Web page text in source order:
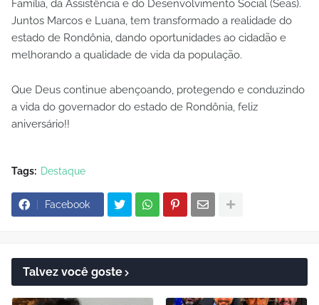
Família, da Assistência e do Desenvolvimento Social (Seas).
Juntos Marcos e Luana, tem transformado a realidade do
estado de Rondônia, dando oportunidades ao cidadão e
melhorando a qualidade de vida da população.
Que Deus continue abençoando, protegendo e conduzindo
a vida do governador do estado de Rondônia, feliz
aniversário!!
Tags: Destaque
Facebook
Talvez você goste